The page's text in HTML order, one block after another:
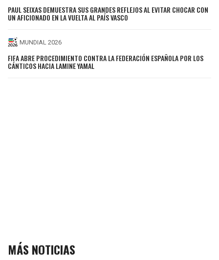
PAUL SEIXAS DEMUESTRA SUS GRANDES REFLEJOS AL EVITAR CHOCAR CON
UN AFICIONADO EN LA VUELTA AL PAÍS VASCO
MUNDIAL 2026
FIFA ABRE PROCEDIMIENTO CONTRA LA FEDERACIÓN ESPAÑOLA POR LOS
CÁNTICOS HACIA LAMINE YAMAL
MÁS NOTICIAS